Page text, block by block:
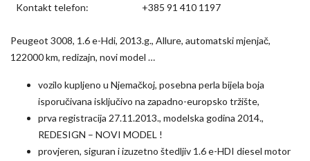
Kontakt telefon: +385 91 410 1197
Peugeot 3008, 1.6 e-Hdi, 2013.g., Allure, automatski mjenjač,
122000 km, redizajn, novi model …
vozilo kupljeno u Njemačkoj, posebna perla bijela boja
isporučivana isključivo na zapadno-europsko tržište,
prva registracija 27.11.2013., modelska godina 2014.,
REDESIGN – NOVI MODEL !
provjeren, siguran i izuzetno štedljiv 1.6 e-HDI diesel motor